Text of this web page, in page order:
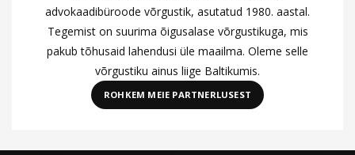
advokaadibüroode võrgustik, asutatud 1980. aastal.
Tegemist on suurima õigusalase võrgustikuga, mis
pakub tõhusaid lahendusi üle maailma. Oleme selle
võrgustiku ainus liige Baltikumis.
ROHKEM MEIE PARTNERLUSEST